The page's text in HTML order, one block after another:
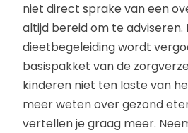
niet direct sprake van een
altijd bereid om te adviseren.
dieetbegeleiding wordt
basispakket van de
kinderen niet ten laste van
meer weten over gezond
vertellen je graag meer.